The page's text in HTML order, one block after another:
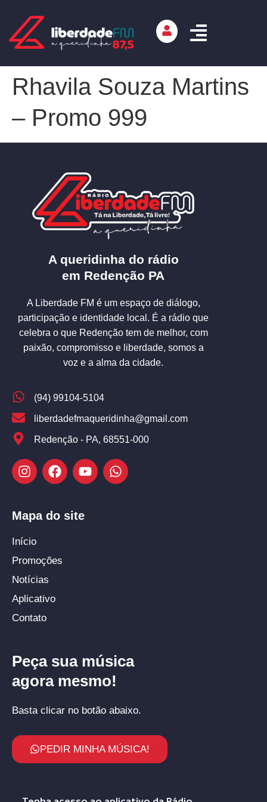
Rhavila Souza Martins
– Promo 999
A queridinha do rádio
em Redenção PA
A Liberdade FM é um espaço de diálogo,
participação e identidade local. É a rádio que
celebra o que Redenção tem de melhor, com
paixão, compromisso e liberdade, somos a
voz e a alma da cidade.
(94) 99104-5104
liberdadefmaqueridinha@gmail.com
Redenção - PA, 68551-000
Mapa do site
Início
Promoções
Notícias
Aplicativo
Contato
Peça sua música
agora mesmo!
Basta clicar no botão abaixo.
PEDIR MINHA MÚSICA!